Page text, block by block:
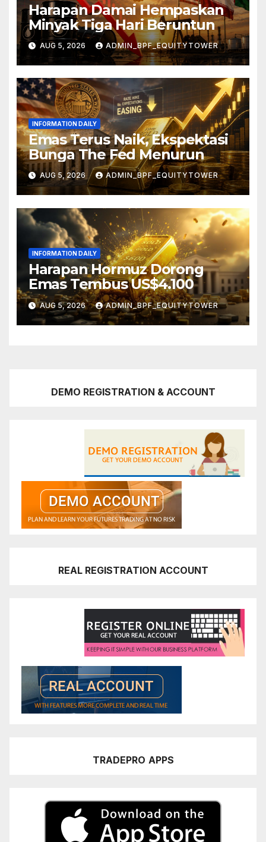
Harapan Damai Hempaskan
Minyak Tiga Hari Beruntun
AUG 5, 2026 ADMIN_BPF_EQUITYTOWER
INFORMATION DAILY
Emas Terus Naik, Ekspektasi
Bunga The Fed Menurun
AUG 5, 2026 ADMIN_BPF_EQUITYTOWER
INFORMATION DAILY
Harapan Hormuz Dorong
Emas Tembus US$4.100
AUG 5, 2026 ADMIN_BPF_EQUITYTOWER
DEMO REGISTRATION & ACCOUNT
REAL REGISTRATION ACCOUNT
TRADEPRO APPS